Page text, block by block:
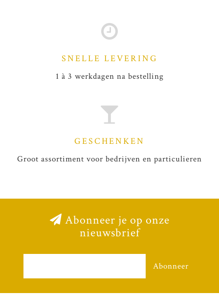
SNELLE LEVERING
1 à 3 werkdagen na bestelling
GESCHENKEN
Groot assortiment voor bedrijven en particulieren
Abonneer je op onze
nieuwsbrief
Abonneer